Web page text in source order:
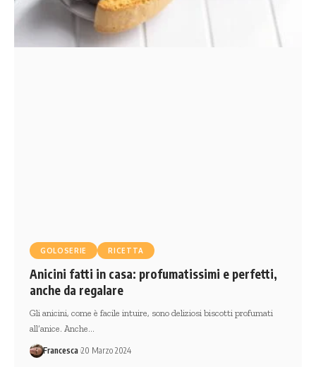
GOLOSERIE RICETTA
Anicini fatti in casa: profumatissimi e perfetti,
anche da regalare
Gli anicini, come è facile intuire, sono deliziosi biscotti profumati
all’anice. Anche…
Francesca 20 Marzo 2024